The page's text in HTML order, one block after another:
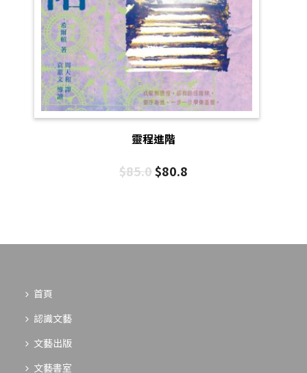
靈程進階
$85.0$80.8
首頁
認識文藝
文藝出版
文藝書室